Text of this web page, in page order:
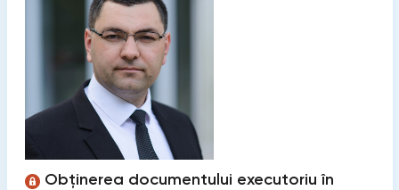
Obținerea documentului executoriu în